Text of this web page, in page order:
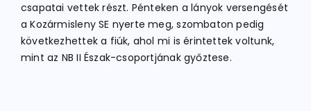
TAGDÍJ BEFIZETÉS
csapatai vettek részt. Pénteken a lányok versengését
a Kozármisleny SE nyerte meg, szombaton pedig
következhettek a fiúk, ahol mi is érintettek voltunk,
mint az NB II Észak-csoportjának győztese.